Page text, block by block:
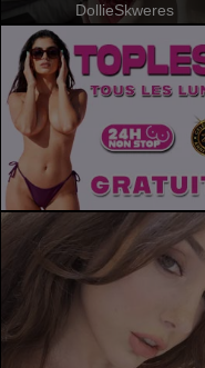
DollieSkweres